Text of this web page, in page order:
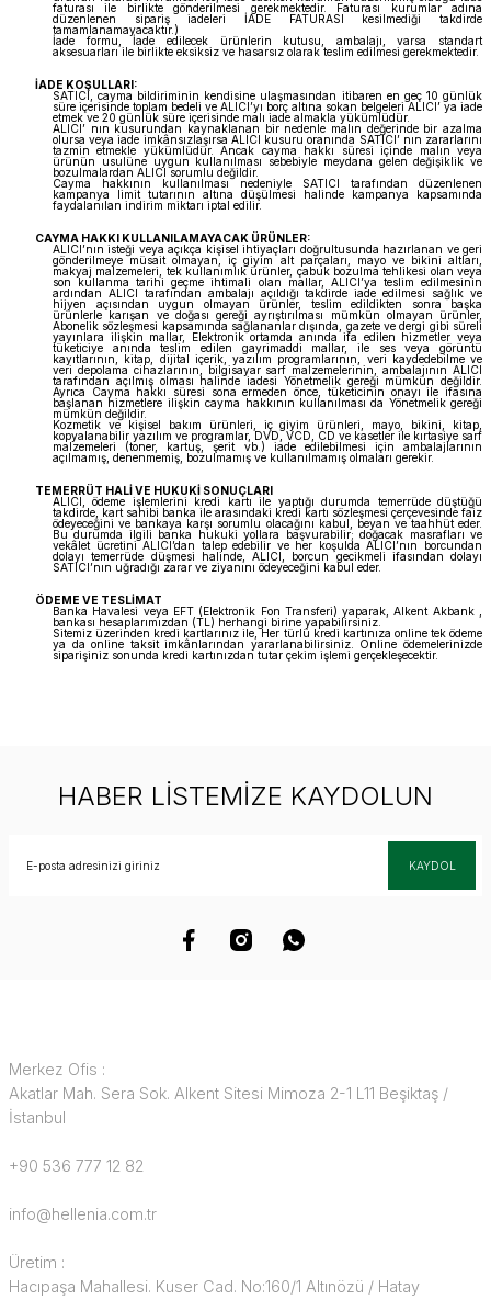
faturası ile birlikte gönderilmesi gerekmektedir. Faturası kurumlar adına
düzenlenen sipariş iadeleri İADE FATURASI kesilmediği takdirde
tamamlanamayacaktır.)
İade formu, İade edilecek ürünlerin kutusu, ambalajı, varsa standart
aksesuarları ile birlikte eksiksiz ve hasarsız olarak teslim edilmesi gerekmektedir.
İADE KOŞULLARI:
SATICI, cayma bildiriminin kendisine ulaşmasından itibaren en geç 10 günlük
süre içerisinde toplam bedeli ve ALICI’yı borç altına sokan belgeleri ALICI’ ya iade
etmek ve 20 günlük süre içerisinde malı iade almakla yükümlüdür.
ALICI’ nın kusurundan kaynaklanan bir nedenle malın değerinde bir azalma
olursa veya iade imkânsızlaşırsa ALICI kusuru oranında SATICI’ nın zararlarını
tazmin etmekle yükümlüdür. Ancak cayma hakkı süresi içinde malın veya
ürünün usulüne uygun kullanılması sebebiyle meydana gelen değişiklik ve
bozulmalardan ALICI sorumlu değildir.
Cayma hakkının kullanılması nedeniyle SATICI tarafından düzenlenen
kampanya limit tutarının altına düşülmesi halinde kampanya kapsamında
faydalanılan indirim miktarı iptal edilir.
CAYMA HAKKI KULLANILAMAYACAK ÜRÜNLER:
ALICI’nın isteği veya açıkça kişisel ihtiyaçları doğrultusunda hazırlanan ve geri
gönderilmeye müsait olmayan, iç giyim alt parçaları, mayo ve bikini altları,
makyaj malzemeleri, tek kullanımlık ürünler, çabuk bozulma tehlikesi olan veya
son kullanma tarihi geçme ihtimali olan mallar, ALICI’ya teslim edilmesinin
ardından ALICI tarafından ambalajı açıldığı takdirde iade edilmesi sağlık ve
hijyen açısından uygun olmayan ürünler, teslim edildikten sonra başka
ürünlerle karışan ve doğası gereği ayrıştırılması mümkün olmayan ürünler,
Abonelik sözleşmesi kapsamında sağlananlar dışında, gazete ve dergi gibi süreli
yayınlara ilişkin mallar, Elektronik ortamda anında ifa edilen hizmetler veya
tüketiciye anında teslim edilen gayrimaddi mallar, ile ses veya görüntü
kayıtlarının, kitap, dijital içerik, yazılım programlarının, veri kaydedebilme ve
veri depolama cihazlarının, bilgisayar sarf malzemelerinin, ambalajının ALICI
tarafından açılmış olması halinde iadesi Yönetmelik gereği mümkün değildir.
Ayrıca Cayma hakkı süresi sona ermeden önce, tüketicinin onayı ile ifasına
başlanan hizmetlere ilişkin cayma hakkının kullanılması da Yönetmelik gereği
mümkün değildir.
Kozmetik ve kişisel bakım ürünleri, iç giyim ürünleri, mayo, bikini, kitap,
kopyalanabilir yazılım ve programlar, DVD, VCD, CD ve kasetler ile kırtasiye sarf
malzemeleri (toner, kartuş, şerit vb.) iade edilebilmesi için ambalajlarının
açılmamış, denenmemiş, bozulmamış ve kullanılmamış olmaları gerekir.
TEMERRÜT HALİ VE HUKUKİ SONUÇLARI
ALICI, ödeme işlemlerini kredi kartı ile yaptığı durumda temerrüde düştüğü
takdirde, kart sahibi banka ile arasındaki kredi kartı sözleşmesi çerçevesinde faiz
ödeyeceğini ve bankaya karşı sorumlu olacağını kabul, beyan ve taahhüt eder.
Bu durumda ilgili banka hukuki yollara başvurabilir; doğacak masrafları ve
vekâlet ücretini ALICI’dan talep edebilir ve her koşulda ALICI’nın borcundan
dolayı temerrüde düşmesi halinde, ALICI, borcun gecikmeli ifasından dolayı
SATICI’nın uğradığı zarar ve ziyanını ödeyeceğini kabul eder.
ÖDEME VE TESLİMAT
Banka Havalesi veya EFT (Elektronik Fon Transferi) yaparak, Alkent Akbank ,
bankası hesaplarımızdan (TL) herhangi birine yapabilirsiniz.
Sitemiz üzerinden kredi kartlarınız ile, Her türlü kredi kartınıza online tek ödeme
ya da online taksit imkânlarından yararlanabilirsiniz. Online ödemelerinizde
siparişiniz sonunda kredi kartınızdan tutar çekim işlemi gerçekleşecektir.
HABER LİSTEMİZE KAYDOLUN
KAYDOL
Merkez Ofis :
Akatlar Mah. Sera Sok. Alkent Sitesi Mimoza 2-1 L11 Beşiktaş /
İstanbul
+90 536 777 12 82
info@hellenia.com.tr
Üretim :
Hacıpaşa Mahallesi. Kuser Cad. No:160/1 Altınözü / Hatay